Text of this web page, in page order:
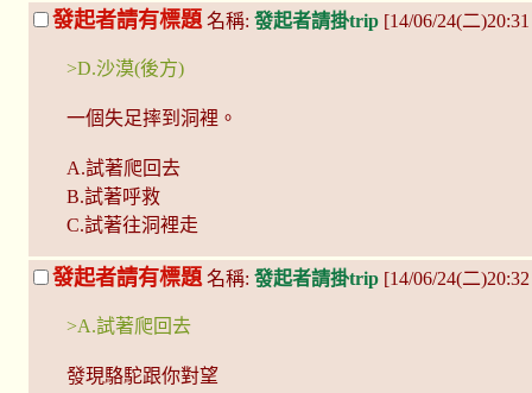
發起者請有標題 名稱: 發起者請掛trip [14/06/24(二
>D.沙漠(後方)
一個失足摔到洞裡。
A.試著爬回去
B.試著呼救
C.試著往洞裡走
發起者請有標題 名稱: 發起者請掛trip [14/06/24(二
>A.試著爬回去
發現駱駝跟你對望